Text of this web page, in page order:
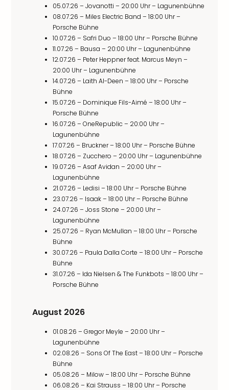
05.07.26 – Jovanotti – 20:00 Uhr – Lagunenbühne
08.07.26 – Miles Electric Band – 18:00 Uhr –
Porsche Bühne
10.07.26 – Safri Duo – 18:00 Uhr – Porsche Bühne
11.07.26 – Bausa – 20:00 Uhr – Lagunenbühne
12.07.26 – Peter Heppner feat. Marcus Meyn –
20:00 Uhr – Lagunenbühne
14.07.26 – Laith Al-Deen – 18:00 Uhr – Porsche
Bühne
15.07.26 – Dominique Fils-Aimé – 18:00 Uhr –
Porsche Bühne
16.07.26 – OneRepublic – 20:00 Uhr –
Lagunenbühne
17.07.26 – Bruckner – 18:00 Uhr – Porsche Bühne
18.07.26 – Zucchero – 20:00 Uhr – Lagunenbühne
19.07.26 – Asaf Avidan – 20:00 Uhr –
Lagunenbühne
21.07.26 – Ledisi – 18:00 Uhr – Porsche Bühne
23.07.26 – Isaak – 18:00 Uhr – Porsche Bühne
24.07.26 – Joss Stone – 20:00 Uhr –
Lagunenbühne
25.07.26 – Ryan McMullan – 18:00 Uhr – Porsche
Bühne
30.07.26 – Paula Dalla Corte – 18:00 Uhr – Porsche
Bühne
31.07.26 – Ida Nielsen & The Funkbots – 18:00 Uhr –
Porsche Bühne
August 2026
01.08.26 – Gregor Meyle – 20:00 Uhr –
Lagunenbühne
02.08.26 – Sons Of The East – 18:00 Uhr – Porsche
Bühne
05.08.26 – Milow – 18:00 Uhr – Porsche Bühne
06.08.26 – Kai Strauss – 18:00 Uhr – Porsche